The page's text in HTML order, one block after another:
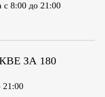
с 8:00 до 21:00
ЗА 180